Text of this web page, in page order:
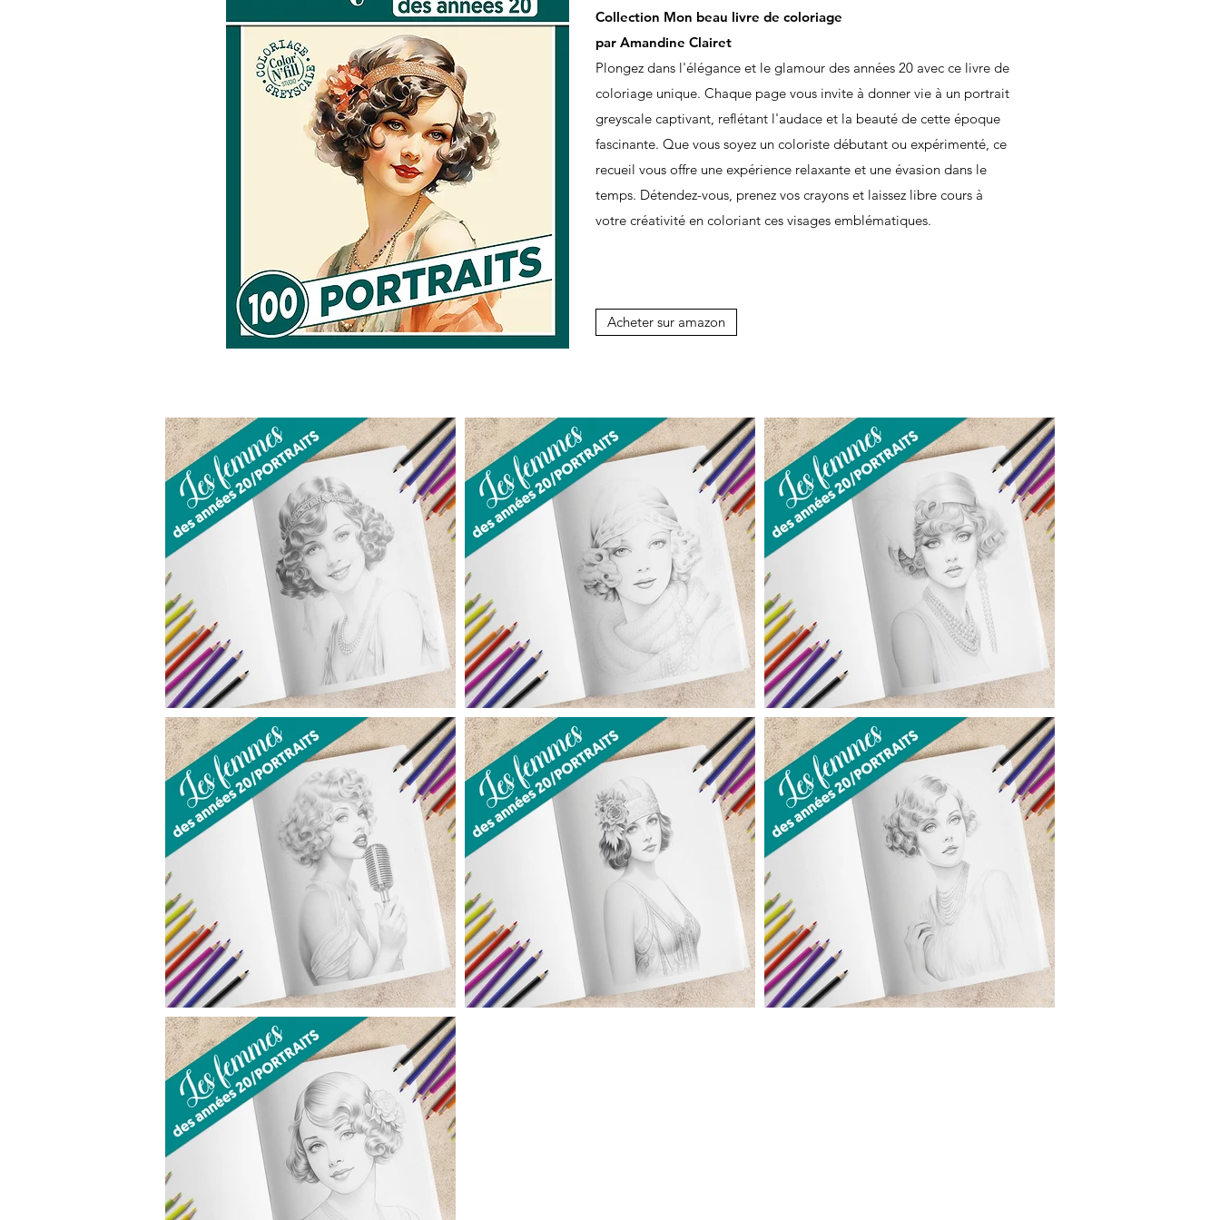
Collection Mon beau livre de coloriage
par Amandine Clairet
Plongez dans l'élégance et le glamour des années 20 avec ce livre de
coloriage unique. Chaque page vous invite à donner vie à un portrait
greyscale captivant, reflétant l'audace et la beauté de cette époque
fascinante. Que vous soyez un coloriste débutant ou expérimenté, ce
recueil vous offre une expérience relaxante et une évasion dans le
temps. Détendez-vous, prenez vos crayons et laissez libre cours à
votre créativité en coloriant ces visages emblématiques.
Acheter sur amazon